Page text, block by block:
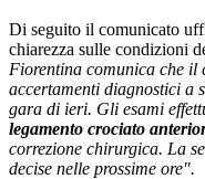
Di seguito il comunicato
chiarezza sulle condizioni
Fiorentina comunica che il
accertamenti diagnostici a
gara di ieri. Gli esami
legamento crociato
correzione chirurgica. La
decise nelle prossime ore".